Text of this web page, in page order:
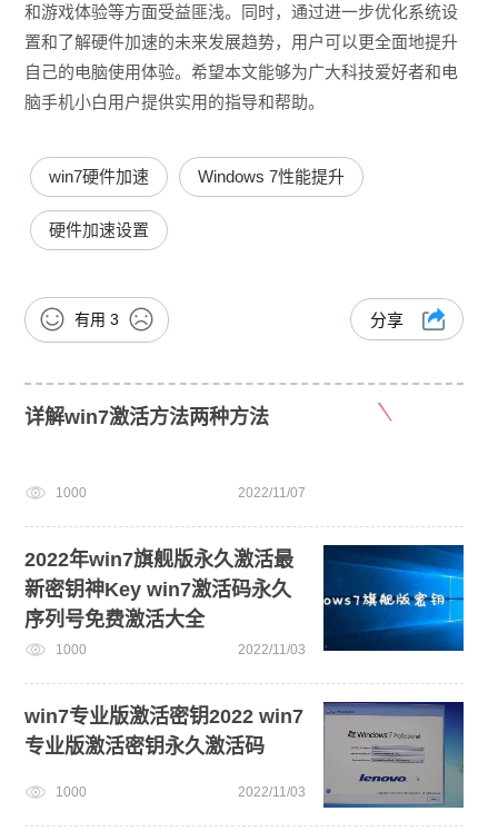
和游戏体验等方面受益匪浅。同时，通过进一步优化系统设
置和了解硬件加速的未来发展趋势，用户可以更全面地提升
自己的电脑使用体验。希望本文能够为广大科技爱好者和电
脑手机小白用户提供实用的指导和帮助。
win7硬件加速 Windows 7性能提升
硬件加速设置
有用 3 分享
详解win7激活方法两种方法
1000 2022/11/07
2022年win7旗舰版永久激活最
新密钥神Key win7激活码永久
序列号免费激活大全
1000 2022/11/03
win7专业版激活密钥2022 win7
专业版激活密钥永久激活码
1000 2022/11/03